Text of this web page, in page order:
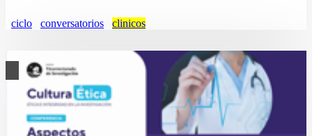
ciclo conversatorios clinicos